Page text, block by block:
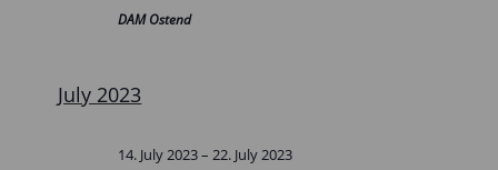
DAM Ostend
July 2023
14. July 2023–22. July 2023